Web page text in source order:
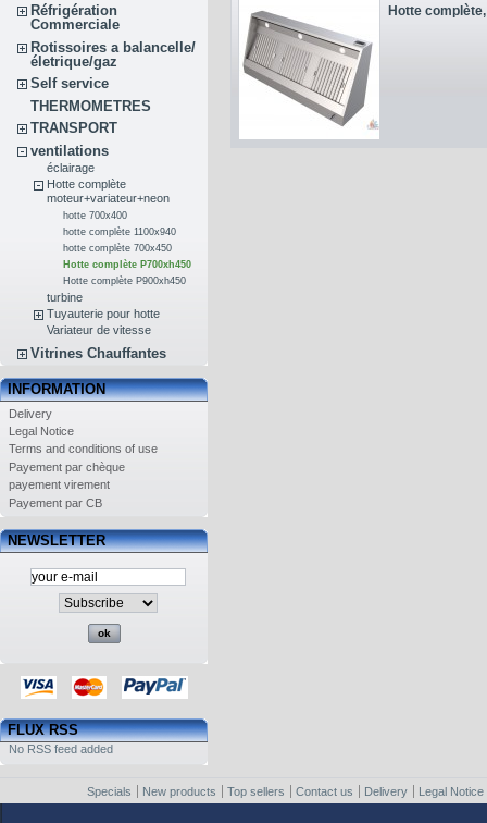
Réfrigération
Commerciale
Rotissoires a balancelle/
életrique/gaz
Self service
THERMOMETRES
TRANSPORT
ventilations
éclairage
Hotte complète
moteur+variateur+neon
hotte 700x400
hotte complète 1100x940
hotte complète 700x450
Hotte complète P700xh450
Hotte complète P900xh450
turbine
Tuyauterie pour hotte
Variateur de vitesse
Vitrines Chauffantes
INFORMATION
Delivery
Legal Notice
Terms and conditions of use
Payement par chèque
payement virement
Payement par CB
NEWSLETTER
FLUX RSS
No RSS feed added
Hotte complète,
Specials New products Top sellers Contact us Delivery Legal Notice